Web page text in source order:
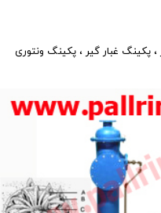
، پکینگ غبار گیر ، پکینگ ونتوری